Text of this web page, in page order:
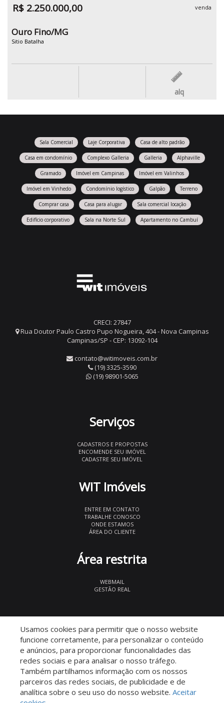
R$ 2.250.000,00 venda
Ouro Fino/MG
Sitio Batalha
alq
Sala Comercial Laje Corporativa Casa de alto padrão
Casa em condomínio Complexo Galleria Galleria Alphaville
Gramado Imóvel em Campinas Imóvel em Valinhos
Imóvel em Vinhedo Condomínio logístico Galpão Terreno
Comprar casa Casa para alugar Sala comercial locação
Edifício corporativo Sala na Norte Sul Apartamento no Cambuí
CRECI: 27847
Rua Doutor Paulo Castro Pupo Nogueira, 404 - Nova Campinas
Campinas/SP - CEP: 13092-104
contato@witimoveis.com.br
(19) 3325-3590
(19) 98901-5065
Serviços
CADASTROS E PROPOSTAS
ENCOMENDE SEU IMÓVEL
CADASTRE SEU IMÓVEL
WIT Imóveis
ENTRE EM CONTATO
TRABALHE CONOSCO
ONDE ESTAMOS
ÁREA DO CLIENTE
Área restrita
WEBMAIL
GESTÃO REAL
Descomplicado por:
Usamos cookies para permitir que o nosso website
funcione corretamente, para personalizar o conteúdo
e anúncios, para proporcionar funcionalidades das
redes sociais e para analisar o nosso tráfego.
Também partilhamos informação com os nossos
parceiros das redes sociais, de publicidade e de
analítica sobre o seu uso do nosso website. Aceitar